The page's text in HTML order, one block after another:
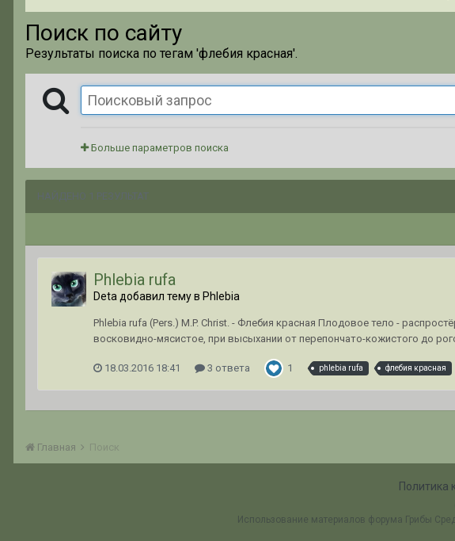
Поиск по сайту
Результаты поиска по тегам 'флебия красная'.
Больше параметров поиска
НАЙДЕНО 1 РЕЗУЛЬТАТ
Phlebia rufa
Deta добавил тему в Phlebia
Phlebia rufa (Pers.) M.P. Christ. - Флебия красная Плодовое тело -
восковидно-мясистое, при высыхании от перепончато-кожистого до
18.03.2016 18:41 3 ответа 1 phlebia rufa флебия красная
Главная Поиск
Политика
Использование материалов форума Грибы